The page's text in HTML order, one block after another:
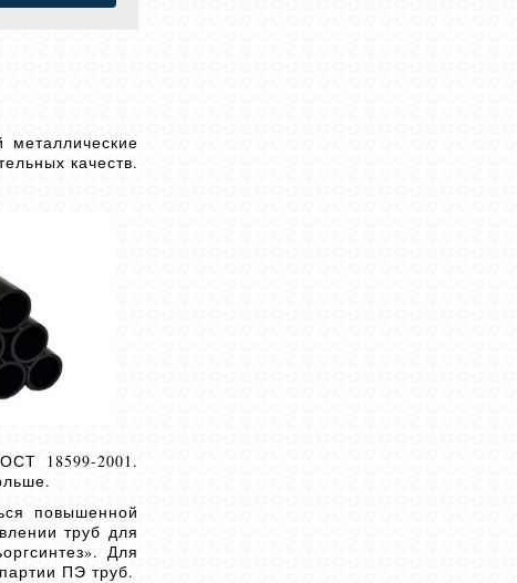
качеств.
18599-2001.
повышенной
труб для
Для
ПЭ труб.